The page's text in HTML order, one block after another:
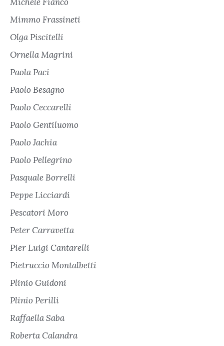
Mimmo Frassineti
Olga Piscitelli
Ornella Magrini
Paola Paci
Paolo Besagno
Paolo Ceccarelli
Paolo Gentiluomo
Paolo Jachia
Paolo Pellegrino
Pasquale Borrelli
Peppe Licciardi
Pescatori Moro
Peter Carravetta
Pier Luigi Cantarelli
Pietruccio Montalbetti
Plinio Guidoni
Plinio Perilli
Raffaella Saba
Roberta Calandra